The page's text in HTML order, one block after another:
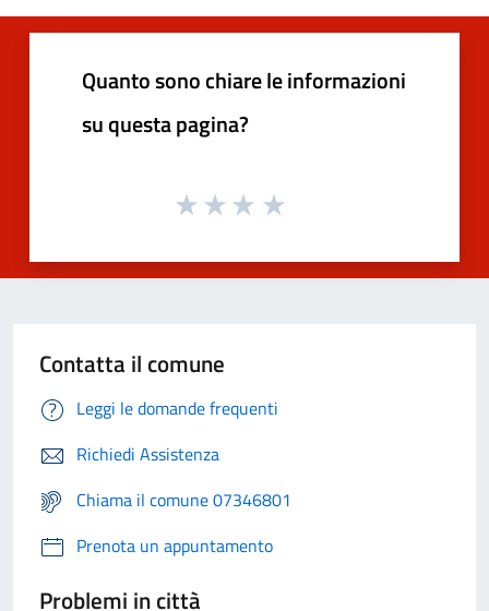
Quanto sono chiare le informazioni
su questa pagina?
Contatta il comune
Leggi le domande frequenti
Richiedi Assistenza
Chiama il comune 07346801
Prenota un appuntamento
Problemi in città